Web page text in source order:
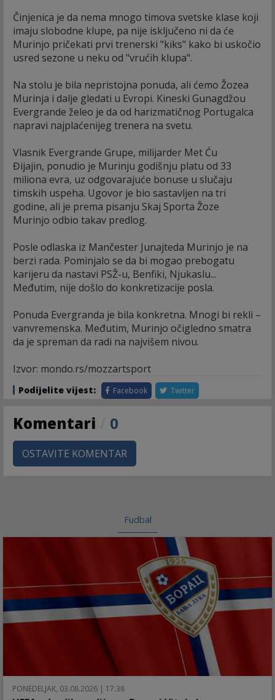
Činjenica je da nema mnogo timova svetske klase koji
imaju slobodne klupe, pa nije isključeno ni da će
Murinjo pričekati prvi trenerski "kiks" kako bi uskočio
usred sezone u neku od "vrućih klupa".
Na stolu je bila nepristojna ponuda, ali ćemo Žozea
Murinja i dalje gledati u Evropi. Kineski Gunagdžou
Evergrande želeo je da od harizmatičnog Portugalca
napravi najplaćenijeg trenera na svetu.
Vlasnik Evergrande Grupe, milijarder Met Ću
Đijajin, ponudio je Murinju godišnju platu od 33
miliona evra, uz odgovarajuće bonuse u slučaju
timskih uspeha. Ugovor je bio sastavljen na tri
godine, ali je prema pisanju Skaj Sporta Žoze
Murinjo odbio takav predlog.
Posle odlaska iz Mančester Junajteda Murinjo je na
berzi rada. Pominjalo se da bi mogao prebogatu
karijeru da nastavi PSŽ-u, Benfiki, Njukaslu...
Međutim, nije došlo do konkretizacije posla.
Ponuda Evergranda je bila konkretna. Mnogi bi rekli –
vanvremenska. Međutim, Murinjo očigledno smatra
da je spreman da radi na najvišem nivou.
Izvor: mondo.rs/mozzartsport
Podijelite vijest: Facebook Twitter
Komentari 0
OSTAVITE KOMENTAR
Fudbal
PONEDELJAK, 03.08.2026 | 17:38